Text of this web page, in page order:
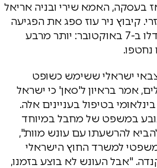
בעסקה, האמא שירי ובניה אריאל
קיבוץ ניר עוז ספג את הפגיעה
החמורה ביותר יחסית לגודלו ב-7 באוקטובר: יותר מרבע
נחטפו.
ישראלי ששימש כשופט
אמר בראיון ל'סאן' כי ישראל
בטיפול בעניינים אלה.
התובע במשפט של מחבל במיוחד
להרשעתו עם עונש מוות",
למשרד החוץ הישראלי
"אבל העונש לא בוצע בזמנו,